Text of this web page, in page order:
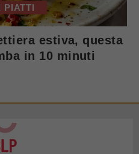
PIATTI
estiva, questa
in 10 minuti